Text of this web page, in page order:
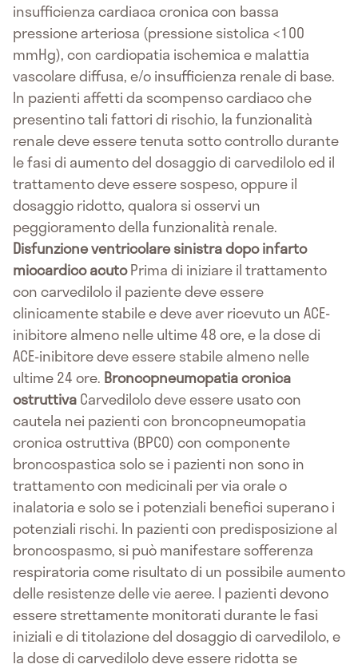
insufficienza cardiaca cronica con bassa
pressione arteriosa (pressione sistolica <100
mmHg), con cardiopatia ischemica e malattia
vascolare diffusa, e/o insufficienza renale di base.
In pazienti affetti da scompenso cardiaco che
presentino tali fattori di rischio, la funzionalità
renale deve essere tenuta sotto controllo durante
le fasi di aumento del dosaggio di carvedilolo ed il
trattamento deve essere sospeso, oppure il
dosaggio ridotto, qualora si osservi un
peggioramento della funzionalità renale.
Disfunzione ventricolare sinistra dopo infarto
miocardico acutoPrima di iniziare il trattamento
con carvedilolo il paziente deve essere
clinicamente stabile e deve aver ricevuto un ACE-
inibitore almeno nelle ultime 48 ore, e la dose di
ACE-inibitore deve essere stabile almeno nelle
ultime 24 ore. Broncopneumopatia cronica
ostruttivaCarvedilolo deve essere usato con
cautela nei pazienti con broncopneumopatia
cronica ostruttiva (BPCO) con componente
broncospastica solo se i pazienti non sono in
trattamento con medicinali per via orale o
inalatoria e solo se i potenziali benefici superano i
potenziali rischi. In pazienti con predisposizione al
broncospasmo, si può manifestare sofferenza
respiratoria come risultato di un possibile aumento
delle resistenze delle vie aeree. I pazienti devono
essere strettamente monitorati durante le fasi
iniziali e di titolazione del dosaggio di carvedilolo, e
la dose di carvedilolo deve essere ridotta se